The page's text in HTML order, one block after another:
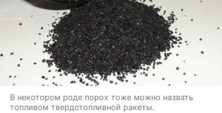
В некотором роде порох тоже можно назвать
топливом твердотопливной ракеты.